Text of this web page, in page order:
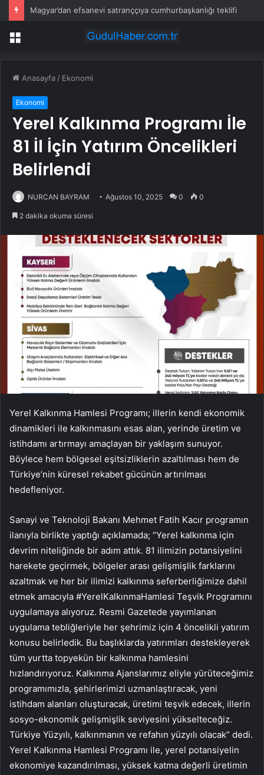
Magyar’dan efsanevi satranççıya cumhurbaşkanlığı teklifi
Menü
Anasayfa / Ekonomi
Ekonomi
Yerel Kalkınma Programı İle
81 İl İçin Yatırım Öncelikleri
Belirlendi
NURCAN BAYRAM Ağustos 10, 2025 0 0
2 dakika okuma süresi
Yerel Kalkınma Hamlesi Programı; illerin kendi ekonomik
dinamikleri ile kalkınmasını esas alan, yerinde üretim ve
istihdamı artırmayı amaçlayan bir yaklaşım sunuyor.
Böylece hem bölgesel eşitsizliklerin azaltılması hem de
Türkiye’nin küresel rekabet gücünün artırılması
hedefleniyor.
Sanayi ve Teknoloji Bakanı Mehmet Fatih Kacır programın
ilanıyla birlikte yaptığı açıklamada; “Yerel kalkınma için
devrim niteliğinde bir adım attık. 81 ilimizin potansiyelini
harekete geçirmek, bölgeler arası gelişmişlik farklarını
azaltmak ve her bir ilimizi kalkınma seferberliğimize dahil
etmek amacıyla #YerelKalkınmaHamlesi Teşvik Programını
uygulamaya alıyoruz. Resmi Gazetede yayımlanan
uygulama tebliğleriyle her şehrimiz için 4 öncelikli yatırım
konusu belirledik. Bu başlıklarda yatırımları destekleyerek
tüm yurtta topyekün bir kalkınma hamlesini
hızlandırıyoruz. Kalkınma Ajanslarımız eliyle yürüteceğimiz
programımızla, şehirlerimizi uzmanlaştıracak, yeni
istihdam alanları oluşturacak, üretimi teşvik edecek, illerin
sosyo-ekonomik gelişmişlik seviyesini yükselteceğiz.
Türkiye Yüzyılı, kalkınmanın ve refahın yüzyılı olacak” dedi.
Yerel Kalkınma Hamlesi Programı ile, yerel potansiyelin
ekonomiye kazandırılması, yüksek katma değerli üretimin